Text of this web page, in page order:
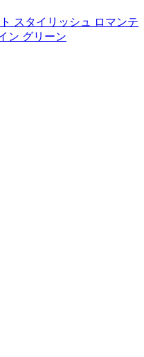
スタイリッシュ
ロマンテ
ン グリーン